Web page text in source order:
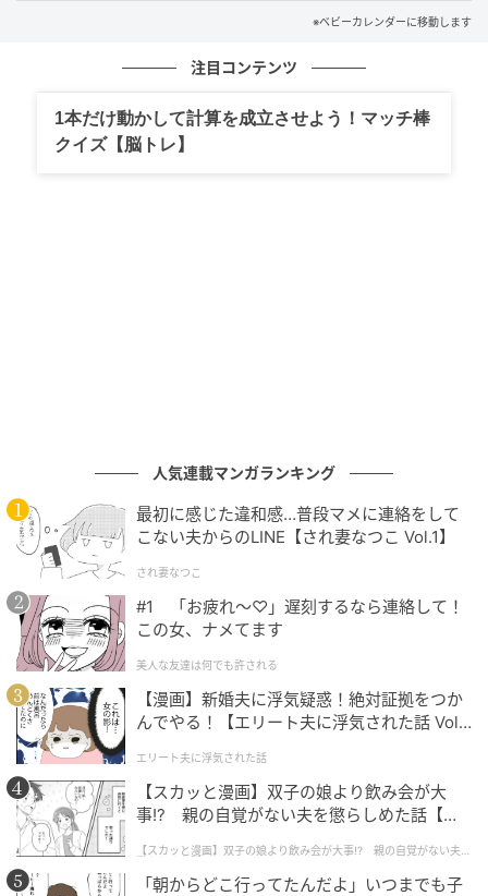
そんな言い方に、これまで積み重なっていた違和感が
一気に膨らみました。さらに
大げさにしないで」と軽く扱われたとき、私の中で何
かがはっきりと変わったのです。
数日後、姉から電話がありました。これまでとは違
い、弱々しい声で「もう一度だけ助けてほしい」と言
ってきたのです。話を聞くと、姉の夫の仕事がここ数
年うまくいっておらず、収入が不安定な状態が続いて
いたようでした。その影響で家計は思っていた以上に
厳しく、これまでの援助も生活費の一部として頼られ
ていたことを初めて知りました。
さらに私は、以前の家族の集まりで、自分のことを軽
く扱うような発言を耳にしていたこともあり、その気
持ちは簡単には受け入れられませんでした。
私は落ち着いて「家族でも無理なものは無理。これか
らは、それぞれでやっていこう」と伝えました。
※ベビーカレンダーに移動します
注目コンテンツ
1本だけ動かして計算を成立させよう！マッチ棒
クイズ【脳トレ】
人気連載マンガランキング
最初に感じた違和感…普段マメに連絡をして
こない夫からのLINE【され妻なつこ Vol.1】
され妻なつこ
#1 「お疲れ〜♡」遅刻するなら連絡して！
この女、ナメてます
美人な友達は何でも許される
【漫画】新婚夫に浮気疑惑！絶対証拠をつか
んでやる！【エリート夫に浮気された話 Vol.
エリート夫に浮気された話
【スカッと漫画】双子の娘より飲み会が大
事!? 親の自覚がない夫を懲らしめた話【第1
【スカッと漫画】双子の娘より飲み会が大事!? 親の自覚がない夫を
懲らしめた話
「朝からどこ行ってたんだよ」いつまでも子